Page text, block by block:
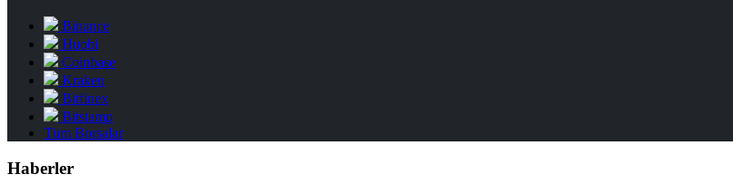
Binance
Huobi
Coinbase
Kraken
Bitfinex
Bitstamp
Tüm Borsalar
Haberler